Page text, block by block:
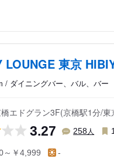
LOUNGE 東京
/ ダイニングバー、バル、バー
エドグラン3F(京橋駅1分/
3.27 258人
～￥4,999 -